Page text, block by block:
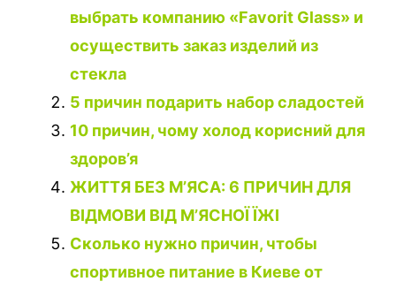
выбрать компанию «Favorit Glass» и
осуществить заказ изделий из
стекла
5 причин подарить набор сладостей
10 причин, чому холод корисний для
здоров’я
ЖИТТЯ БЕЗ М’ЯСА: 6 ПРИЧИН ДЛЯ
ВІДМОВИ ВІД М’ЯСНОЇ ЇЖІ
Сколько нужно причин, чтобы
спортивное питание в Киеве от